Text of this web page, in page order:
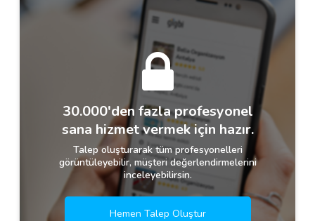
30.000'den fazla profesyonel
sana hizmet vermek için hazır.
Talep oluşturarak tüm profesyonelleri
görüntüleyebilir, müşteri değerlendirmelerini
inceleyebilirsin.
Hemen Talep Oluştur